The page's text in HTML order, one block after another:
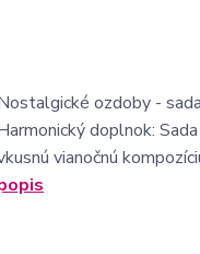
ozdoby -
doplnok:
vianočnú